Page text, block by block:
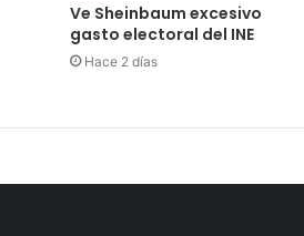
Ve Sheinbaum excesivo
gasto electoral del INE
Hace 2 días